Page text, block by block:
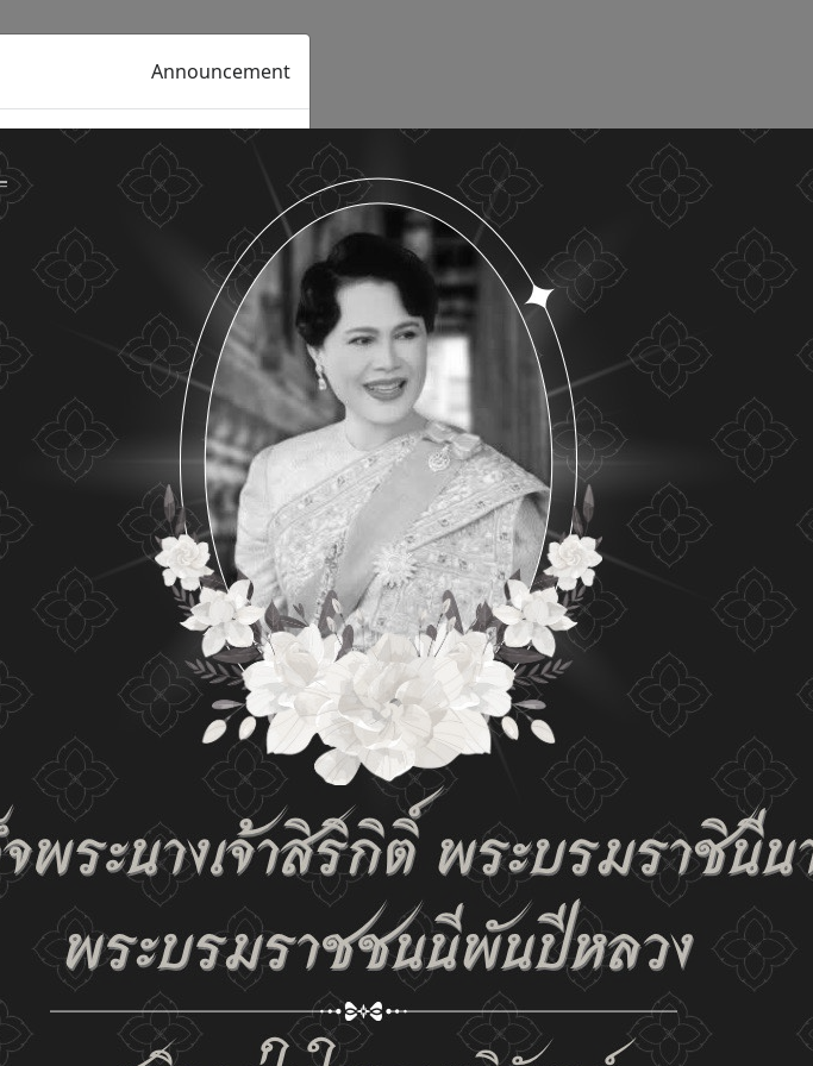
for the purpose of
any settings it
See details Accept all
Change display settings
ก-
CC
Announcement